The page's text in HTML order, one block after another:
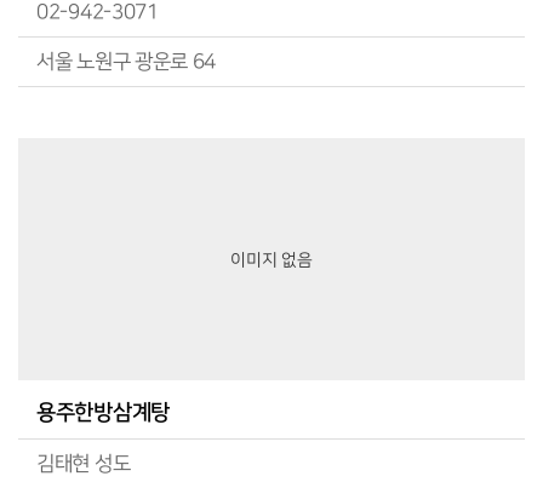
02-942-3071
서울 노원구 광운로 64
이미지 없음
용주한방삼계탕
김태현 성도